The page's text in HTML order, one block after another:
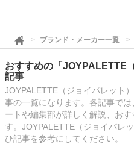
ブランド・メーカー一覧
おすすめの「JOYPALETTE
記事
JOYPALETTE（ジョイパレット
事の一覧になります。各記事で
ートや編集部が詳しく解説、お
す。JOYPALETTE（ジョイパレ
ひ記事を参考にしてください。